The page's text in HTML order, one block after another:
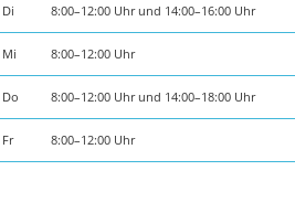
Di 8:00–12:00 Uhr und 14:00–16:00 Uhr
Mi 8:00–12:00 Uhr
Do 8:00–12:00 Uhr und 14:00–18:00 Uhr
Fr 8:00–12:00 Uhr